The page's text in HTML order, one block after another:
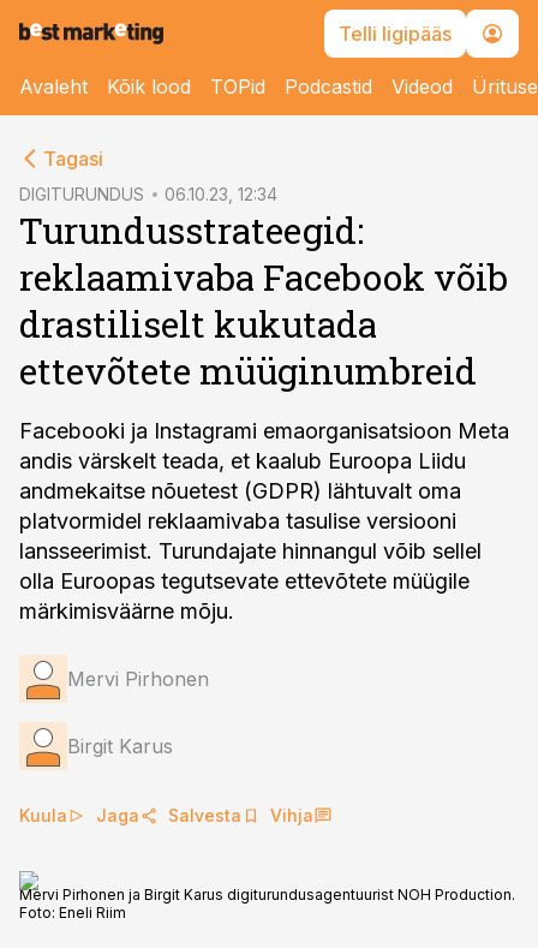
Telli ligipääs
Avaleht Kõik lood TOPid Podcastid Videod
Tagasi
DIGITURUNDUS 06.10.23, 12:34
Turundusstrateegid:
reklaamivaba Facebook võib
drastiliselt kukutada
ettevõtete müüginumbreid
Facebooki ja Instagrami emaorganisatsioon Meta
andis värskelt teada, et kaalub Euroopa Liidu
andmekaitse nõuetest (GDPR) lähtuvalt oma
platvormidel reklaamivaba tasulise versiooni
lansseerimist. Turundajate hinnangul võib sellel
olla Euroopas tegutsevate ettevõtete müügile
märkimisväärne mõju.
Mervi Pirhonen
Birgit Karus
Kuula Jaga Salvesta Vihja
Mervi Pirhonen ja Birgit Karus digiturundusagentuurist NOH Production.
Foto: Eneli Riim